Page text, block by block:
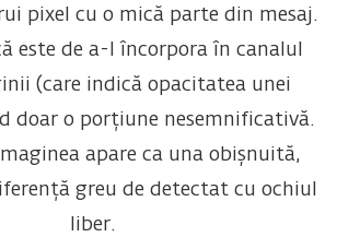
pixel cu o mică parte din mesaj.
este de a-l încorpora în canalul
(care indică opacitatea unei
doar o porțiune nesemnificativă.
apare ca una obișnuită,
greu de detectat cu ochiul
liber.